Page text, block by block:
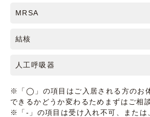
MRSA
結核
人工呼吸器
※「◯」の項目はご入居される方のお
できるかどうか変わるためまずはご相
※「-」の項目は受け入れ不可、または